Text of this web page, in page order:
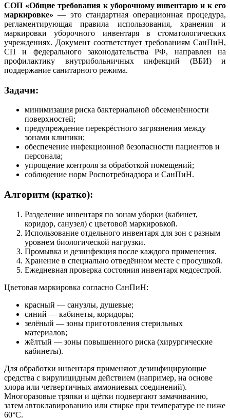
СОП «Общие требования к уборочному инвентарю и к его
маркировке» — это стандартная операционная процедура,
регламентирующая правила использования, хранения и
маркировки уборочного инвентаря в стоматологических
учреждениях. Документ соответствует требованиям СанПиН,
СП и федерального законодательства РФ, направлен на
профилактику внутрибольничных инфекций (ВБИ) и
поддержание санитарного режима.
Задачи:
минимизация риска бактериальной обсеменённости
поверхностей;
предупреждение перекрёстного загрязнения между
зонами клиники;
обеспечение инфекционной безопасности пациентов и
персонала;
упрощение контроля за обработкой помещений;
соблюдение норм Роспотребнадзора и СанПиН.
Алгоритм (кратко):
Разделение инвентаря по зонам уборки (кабинет,
коридор, санузел) с цветовой маркировкой.
Использование отдельного инвентаря для зон с разным
уровнем биологической нагрузки.
Промывка и дезинфекция после каждого применения.
Хранение в специально отведённом месте с просушкой.
Ежедневная проверка состояния инвентаря медсестрой.
Цветовая маркировка согласно СанПиН:
красный — санузлы, душевые;
синий — кабинеты, коридоры;
зелёный — зоны приготовления стерильных
материалов;
жёлтый — зоны повышенного риска (хирургические
кабинеты).
Для обработки инвентаря применяют дезинфицирующие
средства с вирулицидным действием (например, на основе
хлора или четвертичных аммониевых соединений).
Многоразовые тряпки и щётки подвергают замачиванию,
затем автоклавированию или стирке при температуре не ниже
60°C.